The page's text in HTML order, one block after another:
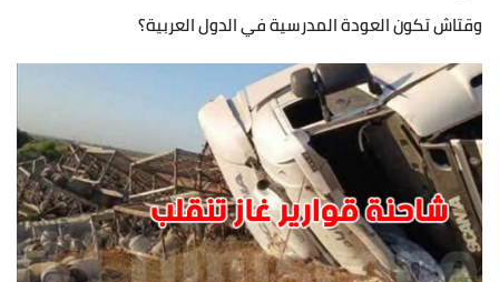
وقتاش تكون العودة المدرسية في الدول العربية؟